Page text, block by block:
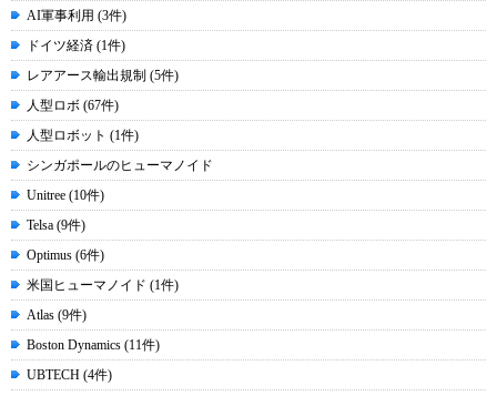
AI軍事利用 (3件)
ドイツ経済 (1件)
レアアース輸出規制 (5件)
人型ロボ (67件)
人型ロボット (1件)
シンガポールのヒューマノイド
Unitree (10件)
Telsa (9件)
Optimus (6件)
米国ヒューマノイド (1件)
Atlas (9件)
Boston Dynamics (11件)
UBTECH (4件)